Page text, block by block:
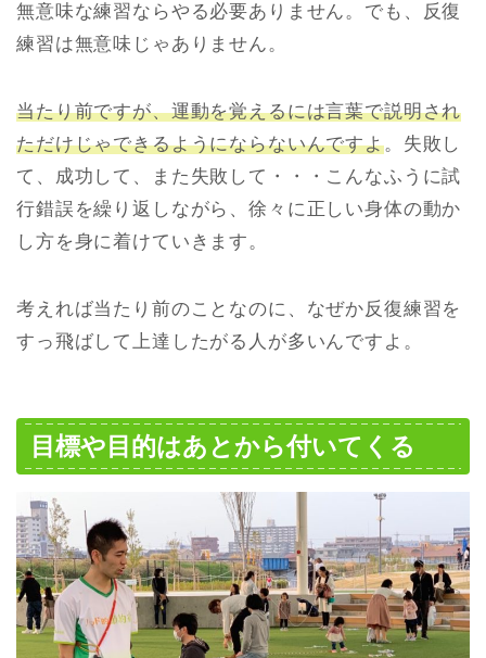
無意味な練習ならやる必要ありません。でも、反復
練習は無意味じゃありません。
当たり前ですが、運動を覚えるには言葉で説明され
ただけじゃできるようにならないんですよ。失敗し
て、成功して、また失敗して・・・こんなふうに試
行錯誤を繰り返しながら、徐々に正しい身体の動か
し方を身に着けていきます。
考えれば当たり前のことなのに、なぜか反復練習を
すっ飛ばして上達したがる人が多いんですよ。
目標や目的はあとから付いてくる